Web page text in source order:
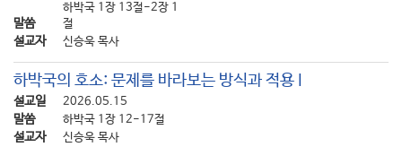
말씀
하박국 1장 13절-2장 1
절
설교자 신승욱 목사
하박국의 호소: 문제를 바라보는 방식과 적용 I
설교일 2026.05.15
말씀 하박국 1장 12-17절
설교자 신승욱 목사